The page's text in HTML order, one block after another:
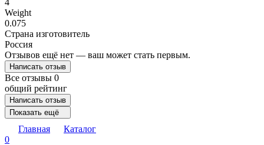
Weight
0.075
Страна изготовитель
Россия
Отзывов ещё нет — ваш может стать первым.
Написать отзыв
Все отзывы 0
общий рейтинг
Написать отзыв
Показать ещё
Главная
Каталог
0